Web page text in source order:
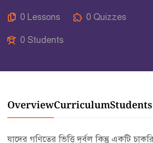
0 Lessons 0 Quizzes
0 Students
OverviewCurriculum
যাদের গণিতের ভিত্তি দূর্বল কিন্তু একটি